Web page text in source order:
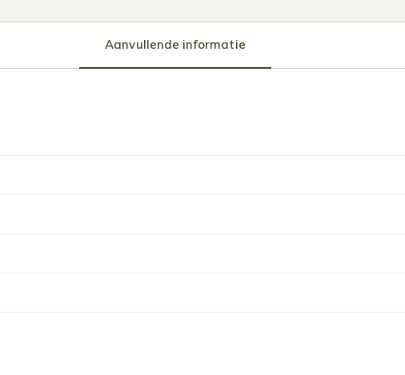
Aanvullende informatie